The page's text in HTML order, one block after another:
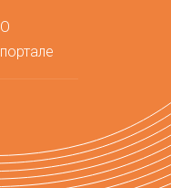
О
портале